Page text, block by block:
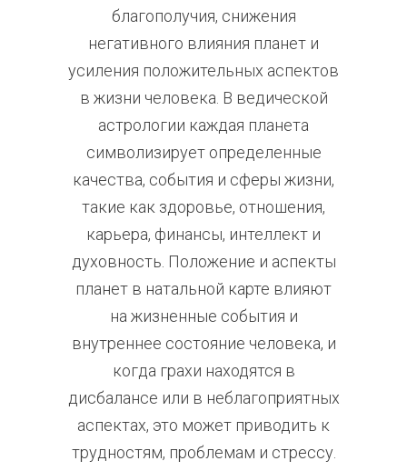
благополучия, снижения
негативного влияния планет и
усиления положительных аспектов
в жизни человека. В ведической
астрологии каждая планета
символизирует определенные
качества, события и сферы жизни,
такие как здоровье, отношения,
карьера, финансы, интеллект и
духовность. Положение и аспекты
планет в натальной карте влияют
на жизненные события и
внутреннее состояние человека, и
когда грахи находятся в
дисбалансе или в неблагоприятных
аспектах, это может приводить к
трудностям, проблемам и стрессу.